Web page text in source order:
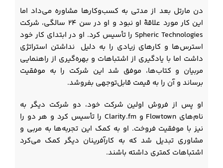
دن مارتل بعد از مدتی به کسب‌وکارها مشاوره می‌داد اما
این کار مورد علاقۀ او نبود و او در سن ۲۴ سالگی، شرکت
Spheric Technologies را تأسیس کرد. او در ابتدای کار خود
استرس‌ها و کارهای زیادی را به دلیل نداشتن استراتژی
داشت اما با یادگیری از اشتباهات و بهره‌گیری از راهنمایی
مربیان و کتاب‌ها، موفق شد این شرکت را به موفقیت
برساند و آن را به قیمت قابل‌توجهی بفروشد.
او پس از فروش اولین شرکت خود، دو شرکت دیگر به
نام‌های Flowtown و Clarity.fm را تأسیس کرد و هر دو را
نیز با موفقیت فروخت. او به کمک این تجربه‌ها به مربی و
مشاوری تبدیل شد که به کارآفرینان دیگر کمک می‌کرد
اشتباهات کمتری داشته باشند.